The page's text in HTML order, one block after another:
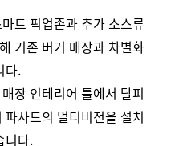
트 픽업존과 추가 소스류
기존 버거 매장과 차별화
다.
장 인테리어 틀에서 탈피
사드의 멀티비전을 설치
니다.